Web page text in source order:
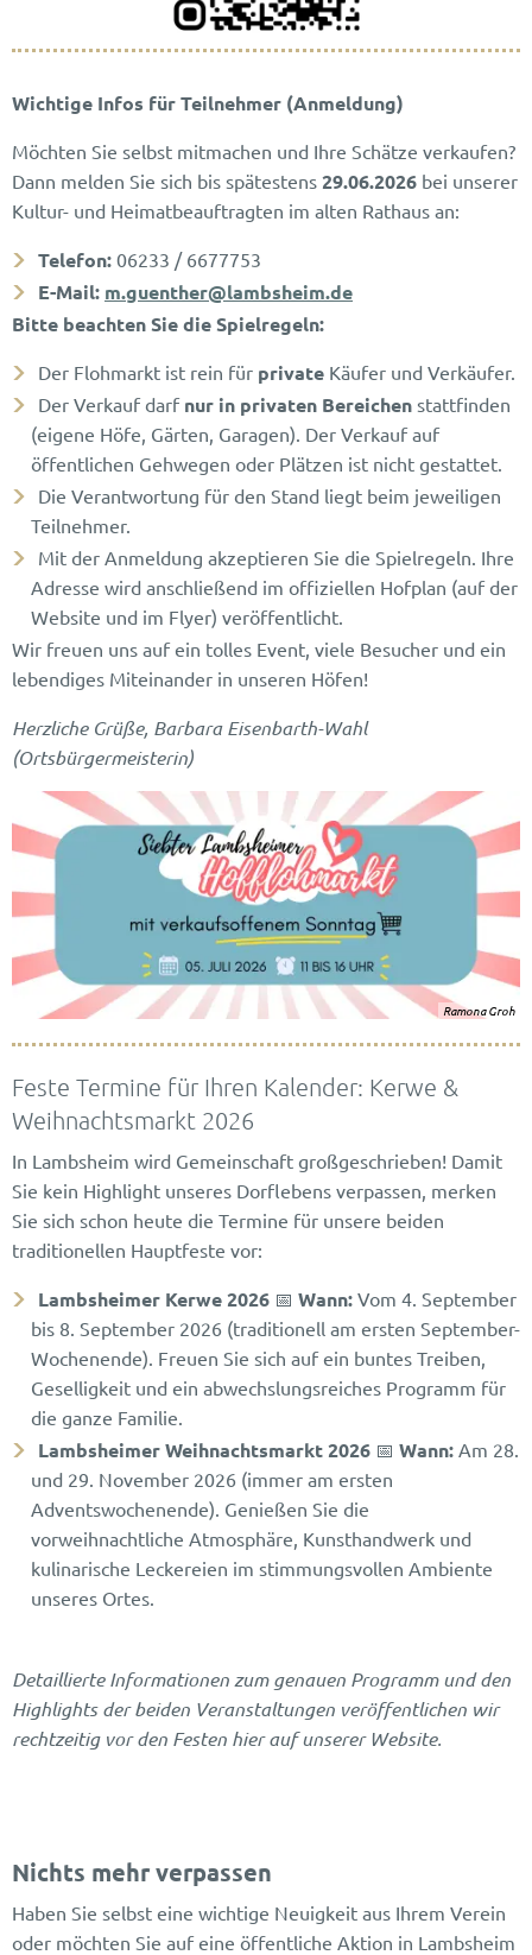
Wichtige Infos für Teilnehmer (Anmeldung)
Möchten Sie selbst mitmachen und Ihre Schätze verkaufen?
Dann melden Sie sich bis spätestens 29.06.2026 bei unserer
Kultur- und Heimatbeauftragten im alten Rathaus an:
Telefon: 06233 / 6677753
E-Mail: m.guenther@lambsheim.de
Bitte beachten Sie die Spielregeln:
Der Flohmarkt ist rein für private Käufer und Verkäufer.
Der Verkauf darf nur in privaten Bereichen stattfinden
(eigene Höfe, Gärten, Garagen). Der Verkauf auf
öffentlichen Gehwegen oder Plätzen ist nicht gestattet.
Die Verantwortung für den Stand liegt beim jeweiligen
Teilnehmer.
Mit der Anmeldung akzeptieren Sie die Spielregeln. Ihre
Adresse wird anschließend im offiziellen Hofplan (auf der
Website und im Flyer) veröffentlicht.
Wir freuen uns auf ein tolles Event, viele Besucher und ein
lebendiges Miteinander in unseren Höfen!
Herzliche Grüße, Barbara Eisenbarth-Wahl
(Ortsbürgermeisterin)
Ramona Groh
Feste Termine für Ihren Kalender: Kerwe &
Weihnachtsmarkt 2026
In Lambsheim wird Gemeinschaft großgeschrieben! Damit
Sie kein Highlight unseres Dorflebens verpassen, merken
Sie sich schon heute die Termine für unsere beiden
traditionellen Hauptfeste vor:
Lambsheimer Kerwe 2026 📅 Wann: Vom 4. September
bis 8. September 2026 (traditionell am ersten September-
Wochenende). Freuen Sie sich auf ein buntes Treiben,
Geselligkeit und ein abwechslungsreiches Programm für
die ganze Familie.
Lambsheimer Weihnachtsmarkt 2026 📅 Wann: Am 28.
und 29. November 2026 (immer am ersten
Adventswochenende). Genießen Sie die
vorweihnachtliche Atmosphäre, Kunsthandwerk und
kulinarische Leckereien im stimmungsvollen Ambiente
unseres Ortes.
Detaillierte Informationen zum genauen Programm und den
Highlights der beiden Veranstaltungen veröffentlichen wir
rechtzeitig vor den Festen hier auf unserer Website.
Nichts mehr verpassen
Haben Sie selbst eine wichtige Neuigkeit aus Ihrem Verein
oder möchten Sie auf eine öffentliche Aktion in Lambsheim